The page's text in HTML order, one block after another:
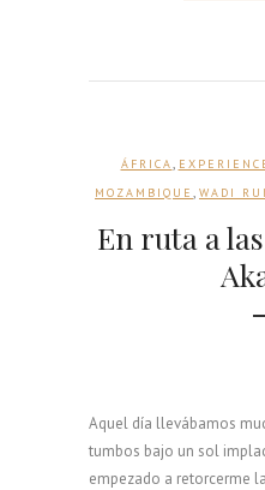
ÁFRICA,
MOZAMBIQUE , WADI
En ruta a
Aquel día llevábamos
tumbos bajo un sol
empezado a retorcerme